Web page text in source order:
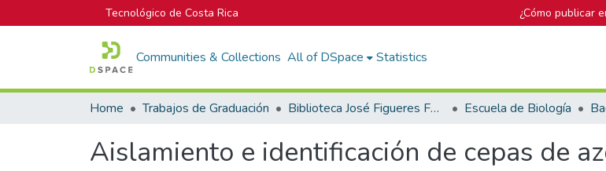
Tecnológico de Costa Rica ¿Cómo publicar
Communities & Collections All of DSpace Statistics
Home Trabajos de Graduación Biblioteca José Figueres Ferrer Escuela de Biología
Aislamiento e identificación de cepas de